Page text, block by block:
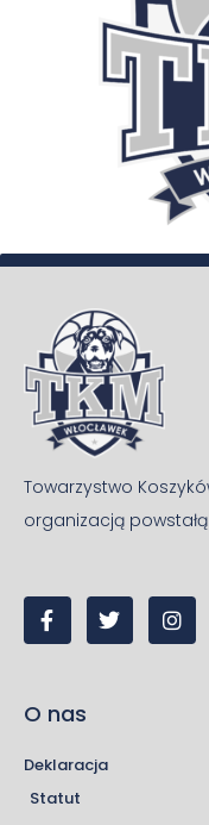
Towarzystwo
organizacją
O nas
Deklaracja
Statut